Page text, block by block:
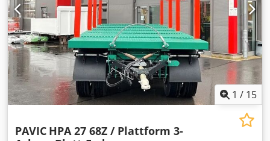
1 / 15
PAVIC HPA 27 68Z / Plattform 3-